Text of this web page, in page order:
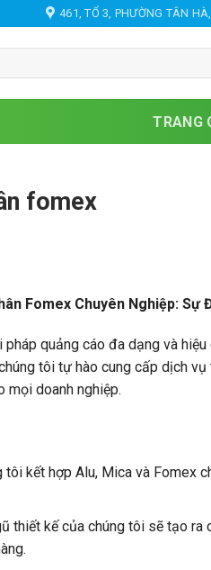
461, TỔ 3, PHƯỜNG TÂN
TRANG
fomex
Fomex Chuyên Nghiệp: Sự
quảng cáo đa dạng và
tôi tự hào cung cấp dịch
mọi doanh nghiệp.
tôi kết hợp Alu, Mica và Fomex
thiết kế của chúng tôi sẽ tạo ra